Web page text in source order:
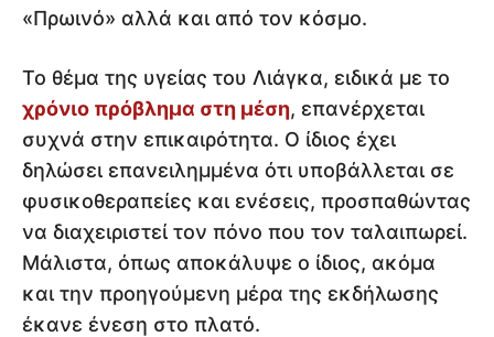
«Πρωινό» αλλά και από τον κόσμο.
Το θέμα της υγείας του Λιάγκα, ειδικά με το
χρόνιο πρόβλημα στη μέση, επανέρχεται
συχνά στην επικαιρότητα. Ο ίδιος έχει
δηλώσει επανειλημμένα ότι υποβάλλεται σε
φυσικοθεραπείες και ενέσεις, προσπαθώντας
να διαχειριστεί τον πόνο που τον ταλαιπωρεί.
Μάλιστα, όπως αποκάλυψε ο ίδιος, ακόμα
και την προηγούμενη μέρα της εκδήλωσης
έκανε ένεση στο πλατό.